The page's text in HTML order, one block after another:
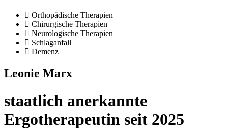
Orthopädische Therapien
Chirurgische Therapien
Neurologische Therapien
Schlaganfall
Demenz
Leonie Marx
staatlich anerkannte
Ergotherapeutin seit 2025